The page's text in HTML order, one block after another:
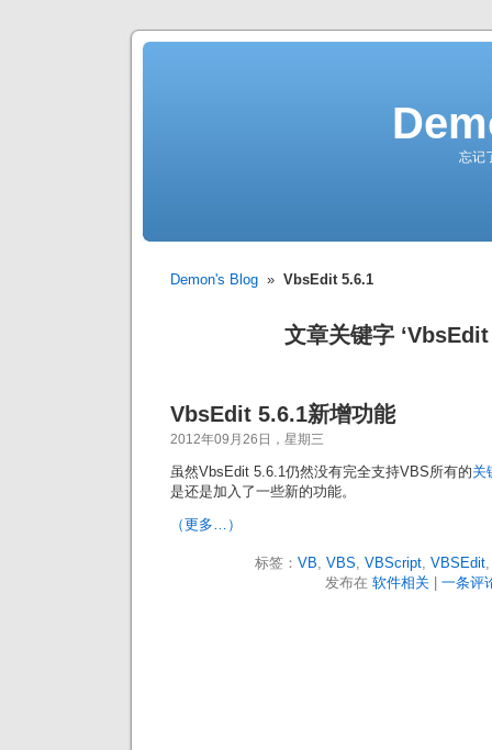
忘记
Demon's Blog » VbsEdit 5.6.1
文章关键字 ‘VbsEdit
VbsEdit 5.6.1新增功能
2012年09月26日，星期三
虽然VbsEdit 5.6.1仍然没有完全支持VBS所有的关
是还是加入了一些新的功能。
（更多…）
标签： VB, VBS, VBScript, VBSEdit
发布在 软件相关| 一条评